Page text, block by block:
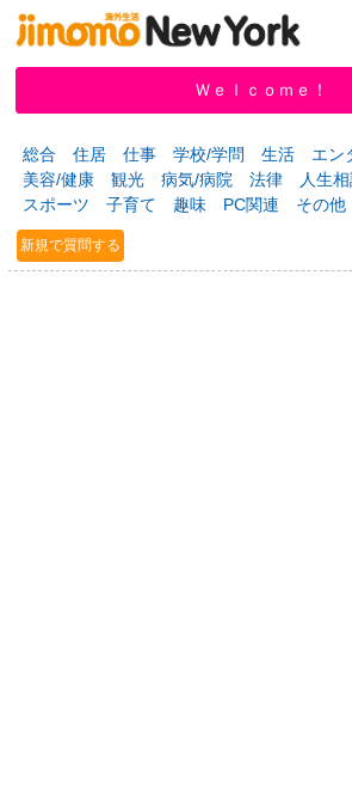
新規登録
掲示板 タウン情報 教えて！
Ｗｅｌｃｏｍｅ！
総合 住居 仕事 学校/学問 生活
エン
美容/健康
観光 病気/病院 法律 人生
スポーツ
子育て 趣味 PC関連 その他
新規で質問する